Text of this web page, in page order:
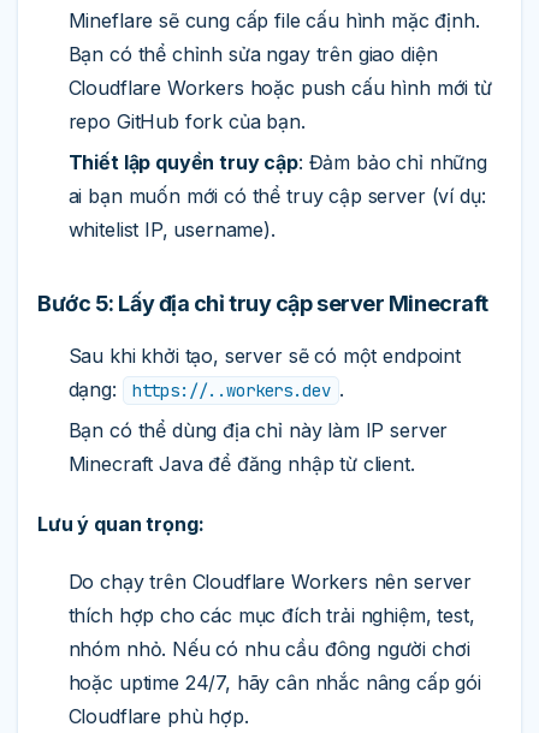
Mineflare sẽ cung cấp file cấu hình mặc định.
Bạn có thể chỉnh sửa ngay trên giao diện
Cloudflare Workers hoặc push cấu hình mới từ
repo GitHub fork của bạn.
Thiết lập quyền truy cập: Đảm bảo chỉ những
ai bạn muốn mới có thể truy cập server (ví dụ:
whitelist IP, username).
Bước 5: Lấy địa chỉ truy cập server Minecraft
Sau khi khởi tạo, server sẽ có một endpoint
dạng:
https://..workers.dev .
Bạn có thể dùng địa chỉ này làm IP server
Minecraft Java để đăng nhập từ client.
Lưu ý quan trọng:
Do chạy trên Cloudflare Workers nên server
thích hợp cho các mục đích trải nghiệm, test,
nhóm nhỏ. Nếu có nhu cầu đông người chơi
hoặc uptime 24/7, hãy cân nhắc nâng cấp gói
Cloudflare phù hợp.